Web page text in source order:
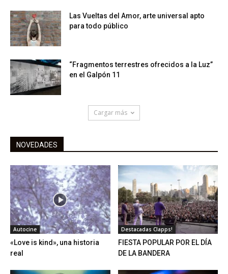
Las Vueltas del Amor, arte universal apto
para todo público
“Fragmentos terrestres ofrecidos a la Luz”
en el Galpón 11
Cargar más
NOVEDADES
Autocine
«Love is kind», una historia
real
Destacadas Clapps!
FIESTA POPULAR POR EL DÍA
DE LA BANDERA